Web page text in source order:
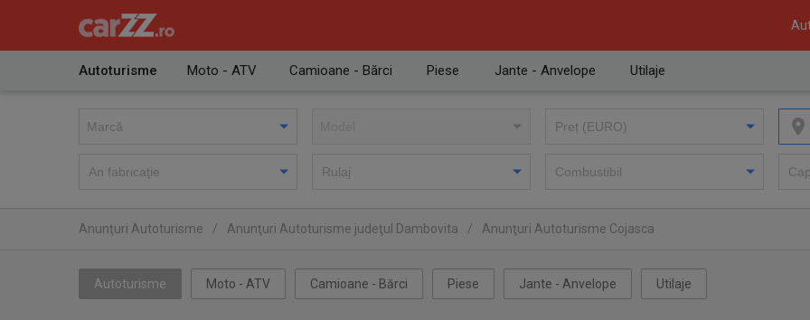
Autoturisme Moto - ATV Camioane - Bărci Piese Jante - Anvelope Utilaje
Anunţuri Autoturisme / Anunţuri Autoturisme judeţul Dambovita / Anunţuri Autoturisme Cojasca
Autoturisme Moto - ATV Camioane - Bărci Piese Jante - Anvelope Utilaje